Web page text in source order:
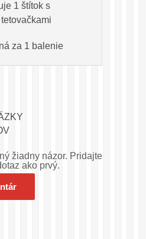
1 štítok s
za 1 balenie
žiadny názor. Pridajte
ako prvý.